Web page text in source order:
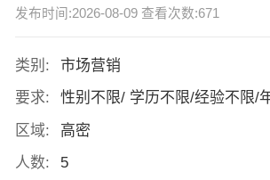
发布时间:2026-08-09 查看次数:671
类别:
市场营销
要求:
性别不限/ 学历不限/经验不限/
区域:
高密
人数:
5